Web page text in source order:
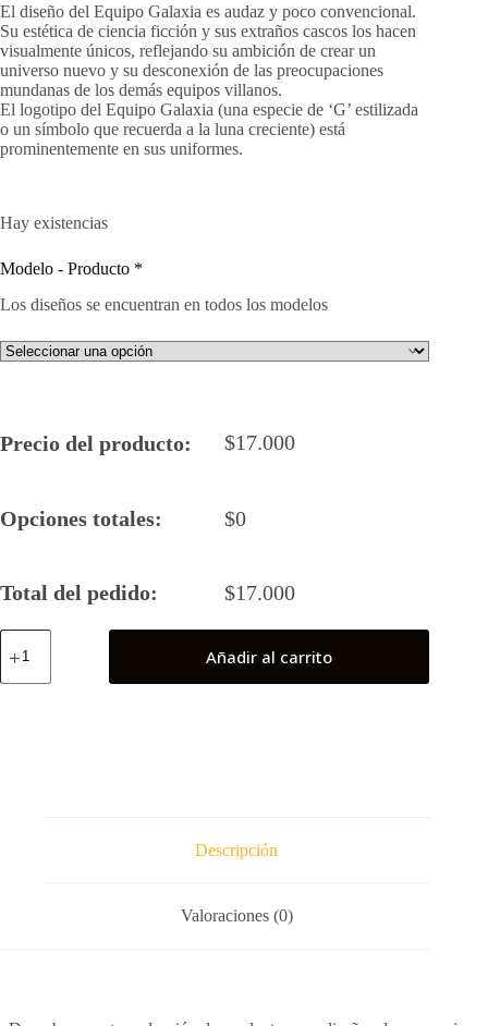
El diseño del Equipo Galaxia es audaz y poco convencional.
Su estética de ciencia ficción y sus extraños cascos los hacen
visualmente únicos, reflejando su ambición de crear un
universo nuevo y su desconexión de las preocupaciones
mundanas de los demás equipos villanos.
El logotipo del Equipo Galaxia (una especie de ‘G’ estilizada
o un símbolo que recuerda a la luna creciente) está
prominentemente en sus uniformes.
Hay existencias
Modelo - Producto *
Los diseños se encuentran en todos los modelos
Precio del producto: $17.000
Opciones totales: $0
Total del pedido: $17.000
Equipo
Galaxia
Añadir al carrito
Descripción
Valoraciones (0)